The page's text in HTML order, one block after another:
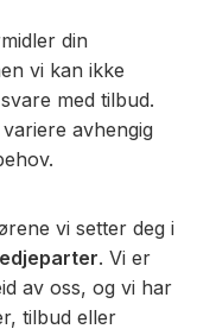
din
vi kan ikke
med tilbud.
avhengig
vi setter deg i
. Vi er
av oss, og vi har
tilbud eller